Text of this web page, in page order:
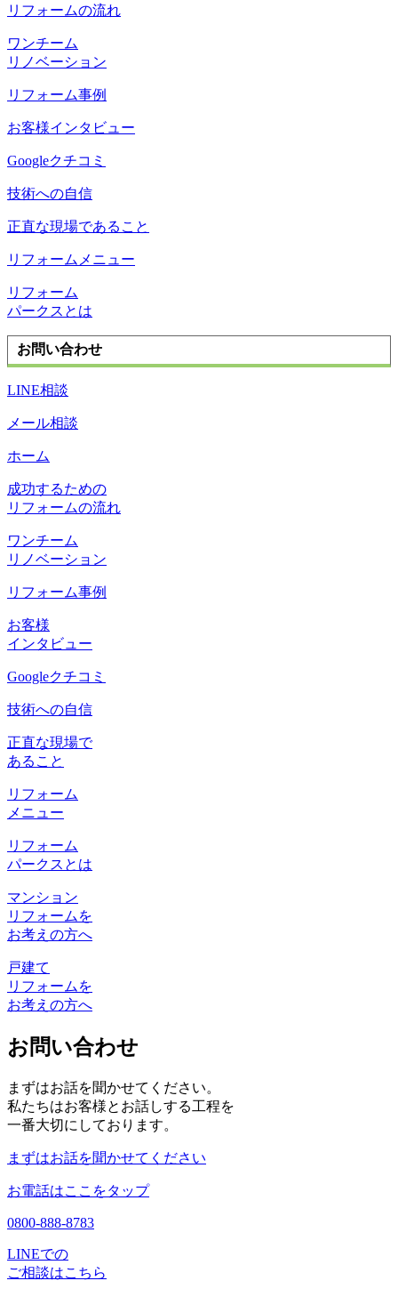
リフォームの流れ
ワンチーム
リノベーション
リフォーム事例
お客様インタビュー
Googleクチコミ
技術への自信
正直な現場であること
リフォームメニュー
リフォーム
パークスとは
お問い合わせ
LINE相談
メール相談
ホーム
成功するための
リフォームの流れ
ワンチーム
リノベーション
リフォーム事例
お客様
インタビュー
Googleクチコミ
技術への自信
正直な現場で
あること
リフォーム
メニュー
リフォーム
パークスとは
マンション
リフォームを
お考えの方へ
戸建て
リフォームを
お考えの方へ
お問い合わせ
まずはお話を聞かせてください。
私たちはお客様とお話しする工程を
一番大切にしております。
まずはお話を聞かせてください
お電話はここをタップ
0800-888-8783
LINEでの
ご相談はこちら